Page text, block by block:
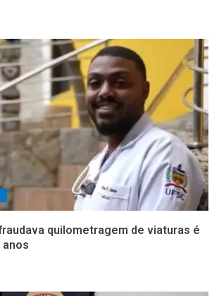
quilometragem de viaturas é
anos